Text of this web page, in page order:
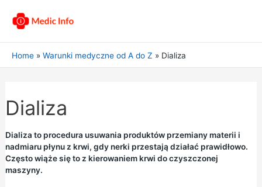
Home Warunki medyczne od A do Z Dializa
Dializa
Dializa to procedura usuwania produktów przemiany materii i
nadmiaru płynu z krwi, gdy nerki przestają działać prawidłowo.
Często wiąże się to z kierowaniem krwi do czyszczonej
maszyny.